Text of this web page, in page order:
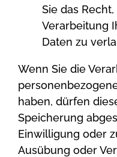
Sie das
Verarbeitung
Daten zu
Wenn Sie die
haben, dürfen
Speicherung
Einwilligung oder
Ausübung oder